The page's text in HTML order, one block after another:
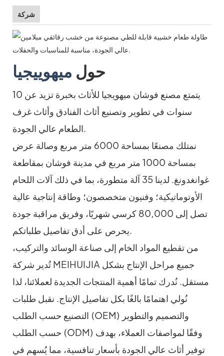
شركة
حول ميهوييجيا
يتمتع مصنع فوشان ميهويجيا للأثاث بخبرة تزيد عن 10
سنوات في تطوير وتصنيع أثاث الفنادق وأثاث غرف
الطعام عالي الجودة.
نمتلك مصنعًا بمساحة 6000 متر مربع وصالة عرض
بمساحة 1000 متر مربع في مدينة فوشان بمقاطعة
غوانغدونغ. لدينا 35 آلة متطورة، بما في ذلك آلات اللحام
الأوتوماتيكية؛ وفنيون متخصصون؛ وطاقة إنتاجية عالية
تصل إلى 80,000 كرسي شهريًا، وفريق مراقبة جودة
يحرص على أدق تفاصيل طلباتكم.
من تقطيع المواد الخام إلى صناعة الوسائد والتركيب،
تُدير شركة MEIHUIJIA جميع مراحل الإنتاج بشكل
مستقل. نُدرك تمامًا أهمية المنتجات الجديدة لعملائنا، لذا
نُولي اهتمامًا بالغًا بكل تفاصيل الإنتاج. نقبل طلبات
التصنيع حسب الطلب (OEM) والتصميم والتطوير
حسب الطلب (ODM) وفقًا لمواصفات العملاء، بهدف
توفير أثاث عالي الجودة بأسعار تنافسية، مما يُسهم في